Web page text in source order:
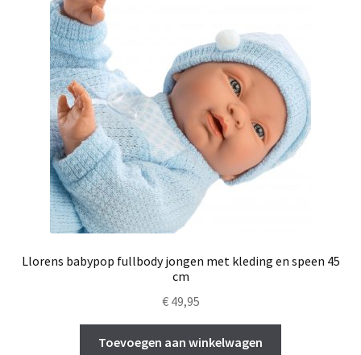
Llorens babypop fullbody jongen met kleding en speen 45
cm
€49,95
Toevoegen aan winkelwagen